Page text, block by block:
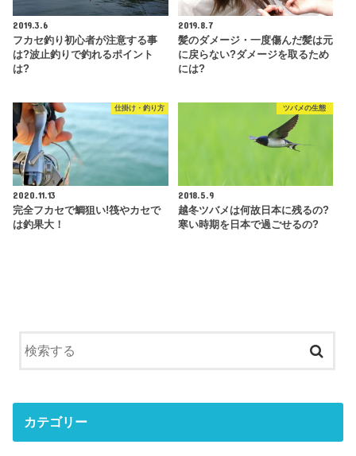
2019.3.6
フカセ釣り初心者が注意する事
は?波止釣りで釣れるポイント
は?
2019.8.7
髪のダメージ・一度傷んだ髪は元
に戻らない?ダメージを取るため
には?
仕掛け・釣り方
2020.11.13
完全フカセで鯛狙い!筏やカセで
は釣果大！
ツバメの生態
2018.5.9
越冬ツバメは何故日本に残るの?
寒い時期を日本で過ごせるの?
カテゴリー